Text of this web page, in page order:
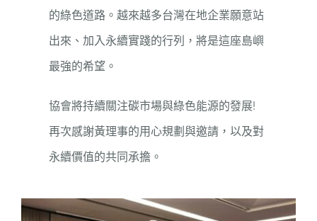
的綠色道路。越來越多台灣在地企業願意站
出來、加入永續實踐的行列，將是這座島嶼
最強的希望。
協會將持續關注碳市場與綠色能源的發展!
再次感謝黃理事的用心規劃與邀請，以及對
永續價值的共同承擔。